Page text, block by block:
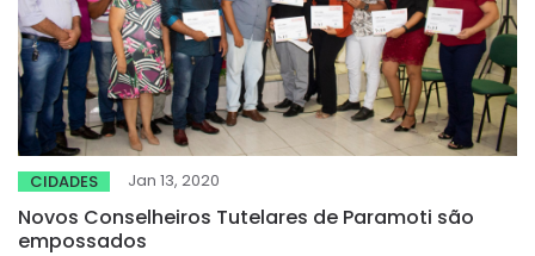
CIDADES Jan 13, 2020
Novos Conselheiros Tutelares de Paramoti são
empossados